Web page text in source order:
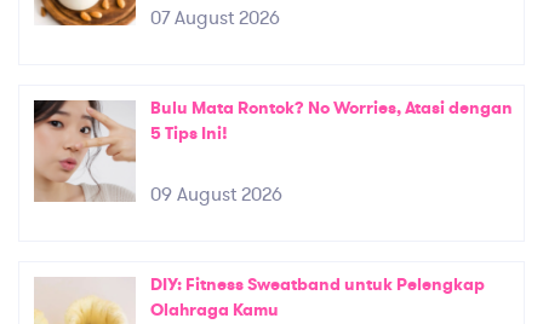
07 August 2026
Bulu Mata Rontok? No Worries, Atasi dengan
5 Tips Ini!
09 August 2026
DIY: Fitness Sweatband untuk Pelengkap
Olahraga Kamu